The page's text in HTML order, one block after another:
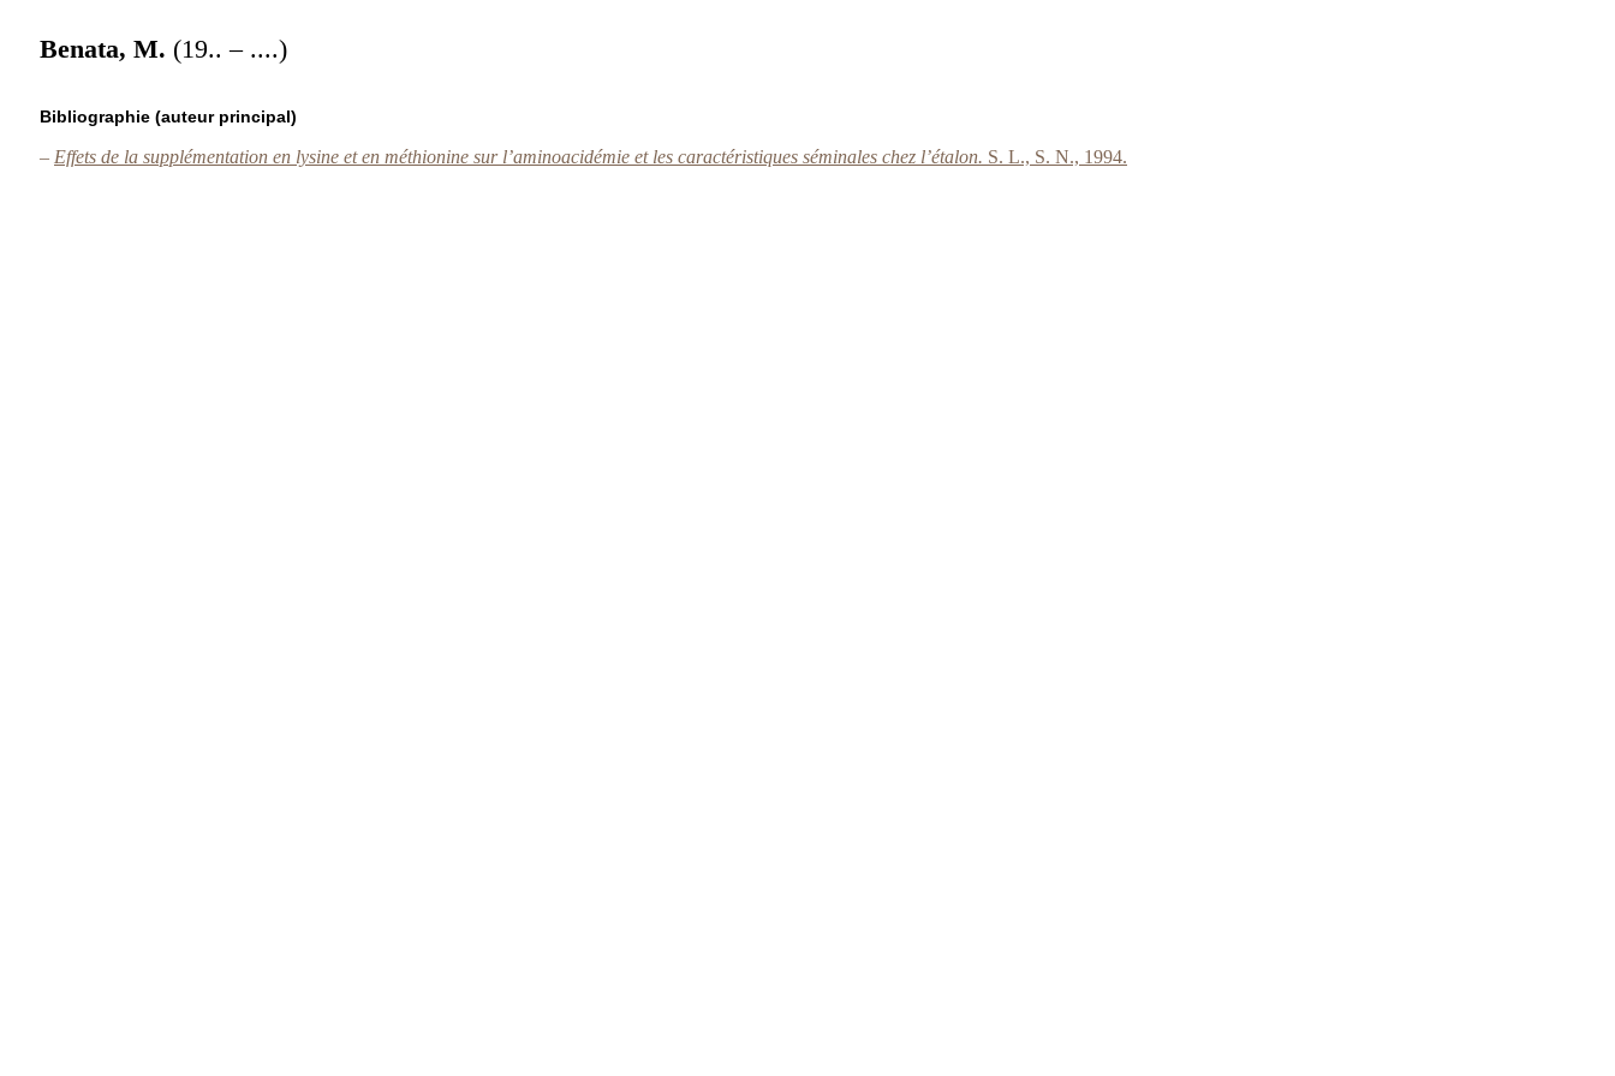
Benata, M. (19.. – ....)
Bibliographie (auteur principal)
– Effets de la supplémentation en lysine et en méthionine sur l’aminoacidémie et les caractéristiques séminales chez l’étalon. S. L., S. N., 1994.